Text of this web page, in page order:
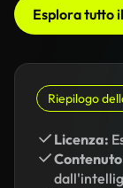
Esplora tutto
Riepilogo
Licenza: